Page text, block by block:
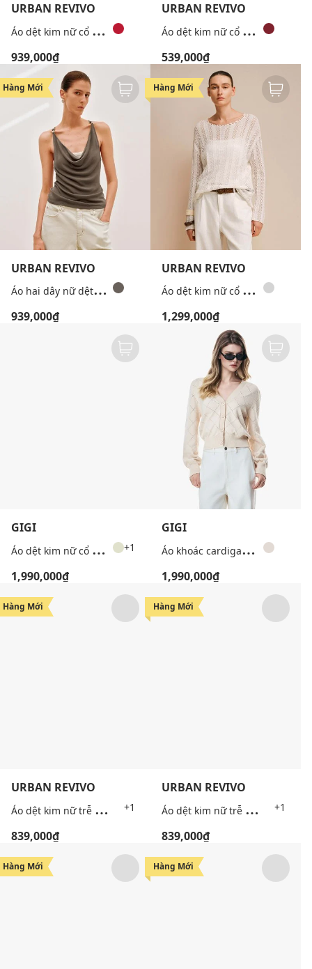
URBAN REVIVO
Á
o dệt kim nữ cổ V tay ngắn thanh lịch
939,000₫
URBAN REVIVO
Á
o dệt kim nữ cổ V tay ngắn phối dây yếm
539,000₫
Hàng Mới
URBAN REVIVO
Á
o hai dây nữ dệt kim cổ đổ thanh lịch
939,000₫
Hàng Mới
URBAN REVIVO
Á
o dệt kim nữ cổ tròn tay dài phối ren
1,299,000₫
GIGI
Á
o dệt kim nữ cổ bẻ tay ngắn phom ôm +1
1,990,000₫
GIGI
Á
o khoác cardigan nữ cổ V tay dài họa tiết quả trám
1,990,000₫
Hàng Mới
URBAN REVIVO
Á
o dệt kim nữ trễ vai tay dài +1
839,000₫
Hàng Mới
URBAN REVIVO
Á
o dệt kim nữ trễ vai tay dài +1
839,000₫
Hàng Mới Hàng Mới